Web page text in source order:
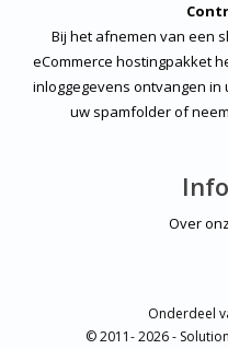
Bij het afnemen van een
eCommerce hostingpakket
inloggegevens ontvangen in
uw spamfolder of
Over
Onderdeel
© 2011- 2026 -